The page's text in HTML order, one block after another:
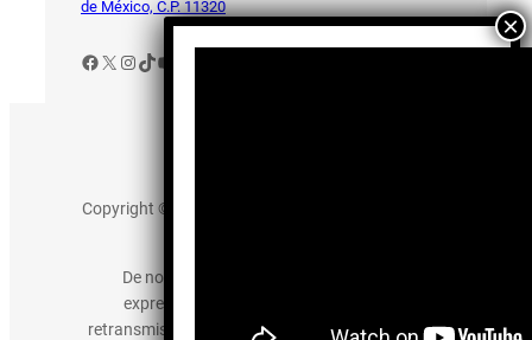
de México, C.P. 11320
Facebook
X Instagram
TikTok
YouTube
Copyright © 2025 somos-hermanos.mx. Todos los
De no existir previa autorización, queda
expresamente prohibida la publicación,
retransmisión, edición y cualquier otro uso de los